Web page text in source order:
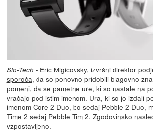
Slo-Tech - Eric Migicovsky, izvršni direktor
sporoča, da so ponovno pridobili blagovno
pomeni, da se pametne ure, ki so nastale na
vračajo pod istim imenom. Ura, ki so jo izdali
imenom Core 2 Duo, bo sedaj Pebble 2 Duo,
Time 2 sedaj Pebble Tim 2. Zgodovinsko
vzpostavljeno.